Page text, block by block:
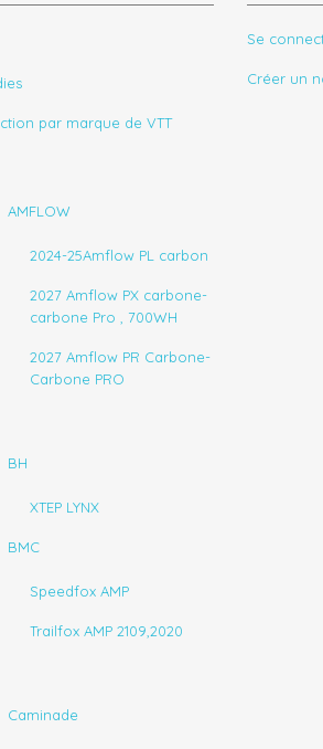
par marque de VTT
AMFLOW
2024-25Amflow PL carbon
2027 Amflow PX carbone-
carbone Pro , 700WH
2027 Amflow PR Carbone-
Carbone PRO
BH
XTEP LYNX
BMC
Speedfox AMP
Trailfox AMP 2109,2020
Caminade
Se
Créer un